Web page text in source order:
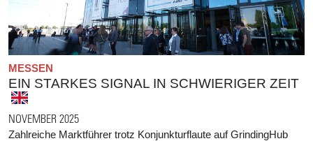
MESSEN
EIN STARKES SIGNAL IN SCHWIERIGER ZEIT
NOVEMBER 2025
Zahlreiche Marktführer trotz Konjunkturflaute auf GrindingHub